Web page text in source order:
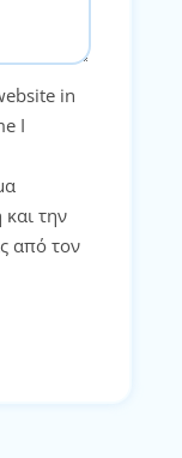
in
I
την
από τον